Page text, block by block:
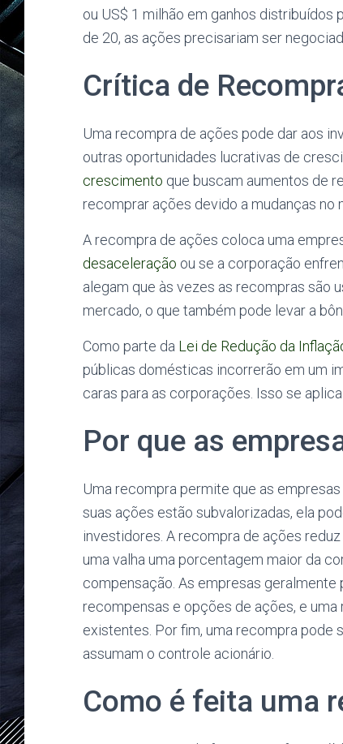
ou US$ 1 milhão em ganhos distribuídos
de 20, as ações precisariam ser
Crítica de
Uma recompra de ações pode dar aos
outras oportunidades lucrativas de
crescimento que buscam aumentos de
recomprar ações devido a mudanças no
A recompra de ações coloca uma
desaceleração ou se a corporação
alegam que às vezes as recompras são
mercado, o que também pode levar a
Como parte da Lei de Redução da
públicas domésticas incorrerão em um
caras para as corporações. Isso se
Por que as
Uma recompra permite que as
suas ações estão subvalorizadas, ela
investidores. A recompra de ações
uma valha uma porcentagem maior da
compensação. As empresas
recompensas e opções de ações, e
existentes. Por fim, uma recompra pode
assumam o controle acionário.
Como é feita uma